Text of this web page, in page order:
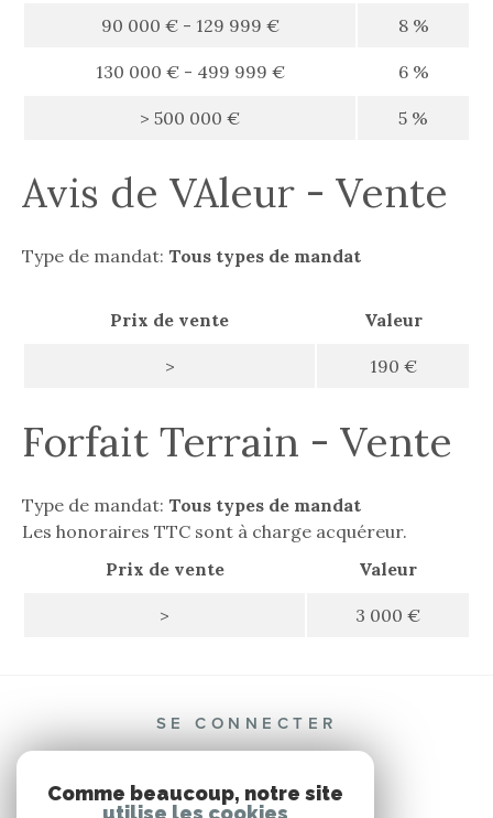
90 000 € - 129 999 € 8 %
130 000 € - 499 999 € 6 %
> 500 000 € 5 %
Avis de VAleur - Vente
Type de mandat: Tous types de mandat
Prix de vente Valeur
> 190 €
Forfait Terrain - Vente
Type de mandat: Tous types de mandat
Les honoraires TTC sont à charge acquéreur.
Prix de vente
Valeur
> 3 000 €
SE CONNECTER
ESPACE PROPRIÉTAIRE
Comme beaucoup, notre site
utilise les cookies